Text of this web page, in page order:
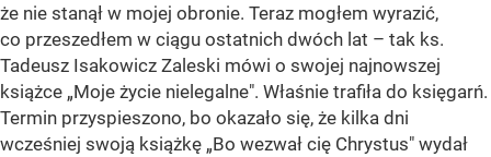
że nie stanął w mojej obronie. Teraz mogłem wyrazić,
co przeszedłem w ciągu ostatnich dwóch lat – tak ks.
Tadeusz Isakowicz Zaleski mówi o swojej najnowszej
książce „Moje życie nielegalne". Właśnie trafiła do księgarń.
Termin przyspieszono, bo okazało się, że kilka dni
wcześniej swoją książkę „Bo wezwał cię Chrystus" wydał